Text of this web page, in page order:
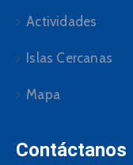
Actividades
Islas Cercanas
Mapa
Contáctanos